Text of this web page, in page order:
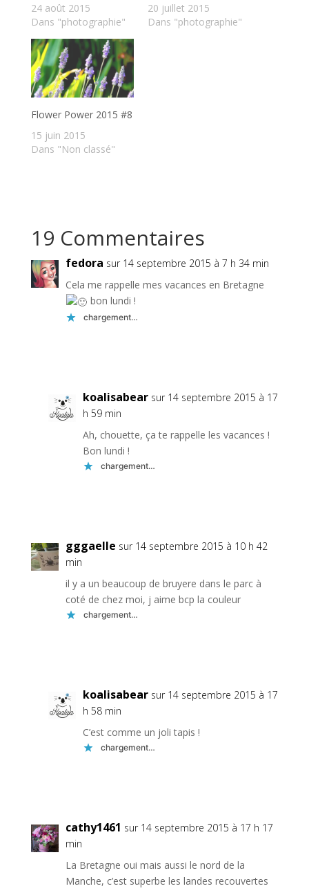
24 août 2015
Dans "photographie"
20 juillet 2015
Dans "photographie"
Flower Power 2015 #8
15 juin 2015
Dans "Non classé"
19 Commentaires
fedora sur 14 septembre 2015 à 7 h 34 min
Cela me rappelle mes vacances en Bretagne
bon lundi !
chargement…
koalisabear sur 14 septembre 2015 à 17
h 59 min
Ah, chouette, ça te rappelle les vacances !
Bon lundi !
chargement…
gggaelle sur 14 septembre 2015 à 10 h 42
min
il y a un beaucoup de bruyere dans le parc à
coté de chez moi, j aime bcp la couleur
chargement…
koalisabear sur 14 septembre 2015 à 17
h 58 min
C’est comme un joli tapis !
chargement…
cathy1461 sur 14 septembre 2015 à 17 h 17
min
La Bretagne oui mais aussi le nord de la
Manche, c’est superbe les landes recouvertes